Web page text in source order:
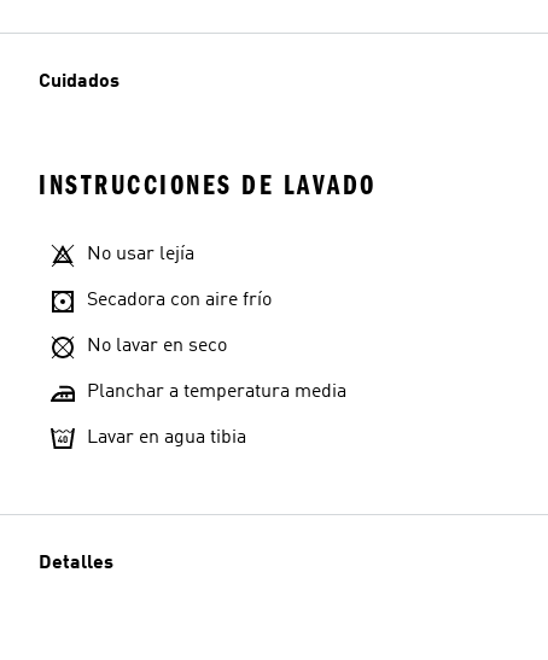
Cuidados
INSTRUCCIONES DE LAVADO
No usar lejía
Secadora con aire frío
No lavar en seco
Planchar a temperatura media
Lavar en agua tibia
Detalles